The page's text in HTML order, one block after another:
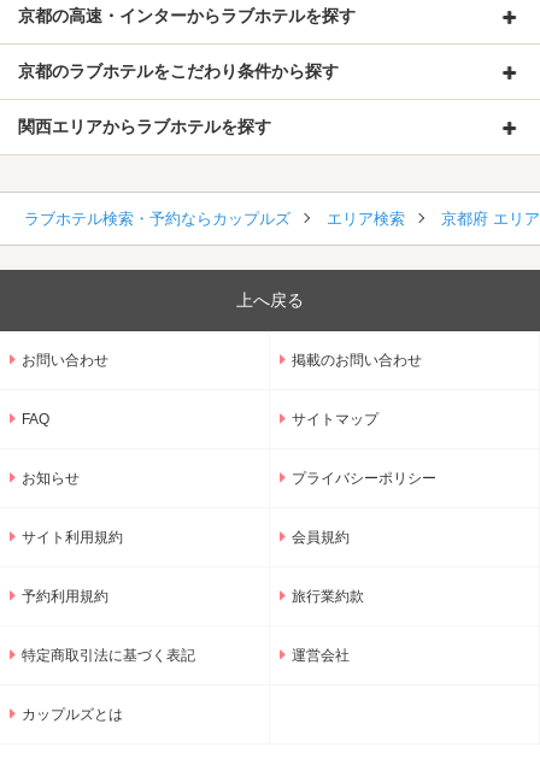
京都の高速・インターからラブホテルを探す
京都のラブホテルをこだわり条件から探す
関西エリアからラブホテルを探す
ラブホテル検索・予約ならカップルズ エリア検索 京都府 エリ
上へ戻る
お問い合わせ 掲載のお問い合わせ
FAQ サイトマップ
お知らせ プライバシーポリシー
サイト利用規約 会員規約
予約利用規約 旅行業約款
特定商取引法に基づく表記 運営会社
カップルズとは